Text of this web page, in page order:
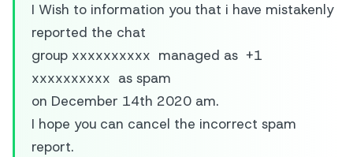
I Wish to information you that i have mistakenly
reported the chat
group xxxxxxxxxx managed as +1
xxxxxxxxxx as spam
on December 14th 2020 am.
I hope you can cancel the incorrect spam
report.